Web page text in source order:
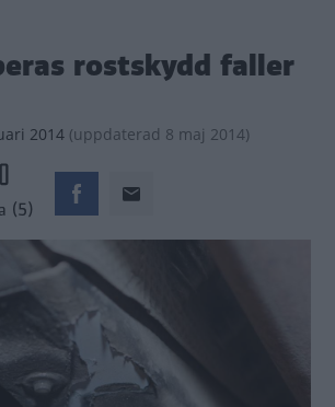
rostskydd faller
2014 (uppdaterad 8 maj 2014)
(5)